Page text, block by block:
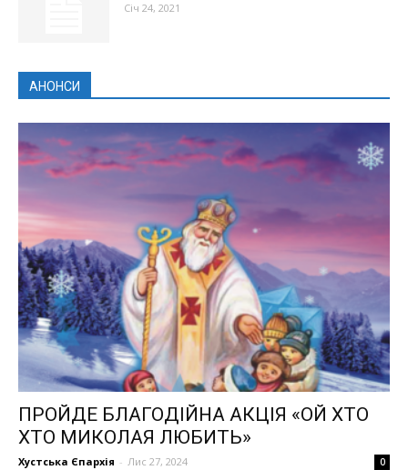
Січ 24, 2021
АНОНСИ
ПРОЙДЕ БЛАГОДІЙНА АКЦІЯ «ОЙ ХТО
ХТО МИКОЛАЯ ЛЮБИТЬ»
Хустська Єпархія - Лис 27, 2024 0